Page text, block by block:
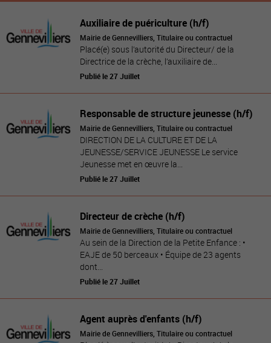
Auxiliaire de puériculture (h/f)
Mairie de Gennevilliers, Titulaire ou contractuel
Placé(e) sous l’autorité du Directeur/ de la
Directrice de la crèche, l’auxiliaire de...
Publié le 27 Juillet
Responsable de structure jeunesse (h/f)
Mairie de Gennevilliers, Titulaire ou contractuel
DIRECTION DE LA CULTURE ET DE LA
JEUNESSE/SERVICE JEUNESSE Le service
Jeunesse met en œuvre la...
Publié le 27 Juillet
Directeur de crèche (h/f)
Mairie de Gennevilliers, Titulaire ou contractuel
Au sein de la Direction de la Petite Enfance : •
EAJE de 50 berceaux • Équipe de 23 agents
dont...
Publié le 27 Juillet
Agent auprès d'enfants (h/f)
Mairie de Gennevilliers, Titulaire ou contractuel